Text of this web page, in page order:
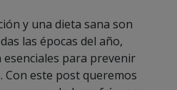
y una dieta sana son
las épocas del año,
para prevenir
este post queremos